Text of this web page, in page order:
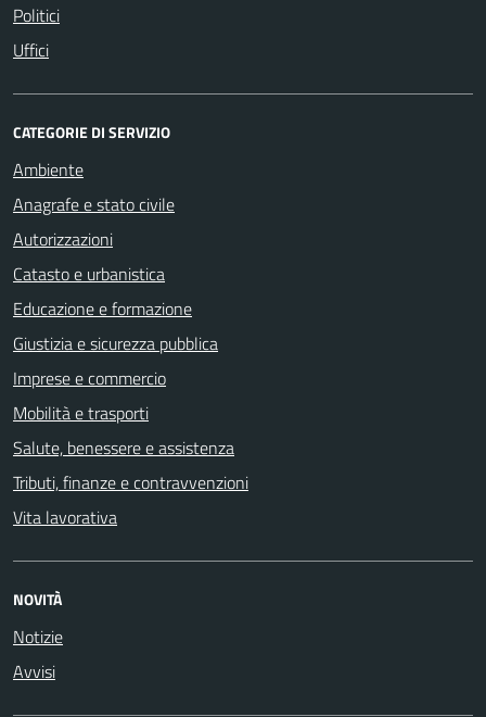
Politici
Uffici
CATEGORIE DI SERVIZIO
Ambiente
Anagrafe e stato civile
Autorizzazioni
Catasto e urbanistica
Educazione e formazione
Giustizia e sicurezza pubblica
Imprese e commercio
Mobilità e trasporti
Salute, benessere e assistenza
Tributi, finanze e contravvenzioni
Vita lavorativa
NOVITÀ
Notizie
Avvisi